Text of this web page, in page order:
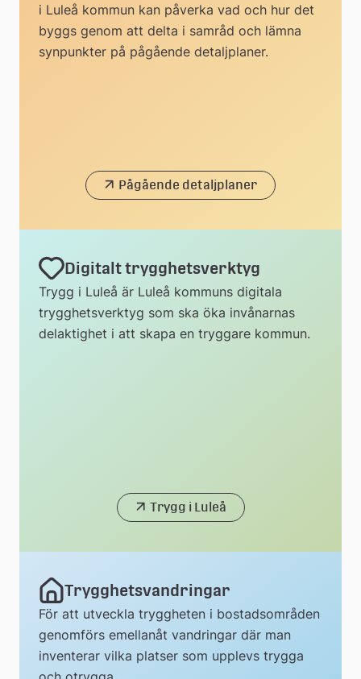
i Luleå kommun kan påverka vad och hur det
byggs genom att delta i samråd och lämna
synpunkter på pågående detaljplaner.
Pågående detaljplaner
Digitalt trygghetsverktyg
Trygg i Luleå är Luleå kommuns digitala
trygghetsverktyg som ska öka invånarnas
delaktighet i att skapa en tryggare kommun.
Trygg i Luleå
Trygghetsvandringar
För att utveckla tryggheten i bostadsområden
genomförs emellanåt vandringar där man
inventerar vilka platser som upplevs trygga